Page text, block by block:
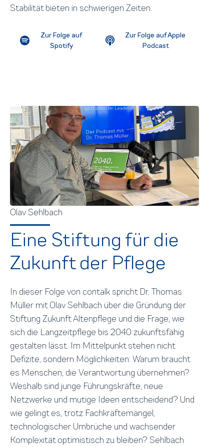
Stabilität bieten in schwierigen Zeiten.
Zur Folge auf
Spotify
Zur Folge auf Apple
Podcast
Olav Sehlbach
Eine Stiftung für die
Zukunft der Pflege
In dieser Folge von contalk spricht Dr. Thomas
Müller mit Olav Sehlbach über die Gründung der
Stiftung Zukunft Altenpflege und die Frage, wie
sich die Langzeitpflege bis 2040 zukunftsfähig
gestalten lässt. Im Mittelpunkt stehen nicht
Defizite, sondern Möglichkeiten: Warum braucht
es Menschen, die Verantwortung übernehmen?
Weshalb sind junge Führungskräfte, neue
Netzwerke und mutige Ideen entscheidend? Und
wie gelingt es, trotz Fachkräftemangel,
technologischer Umbrüche und wachsender
Komplexität optimistisch zu bleiben? Sehlbach